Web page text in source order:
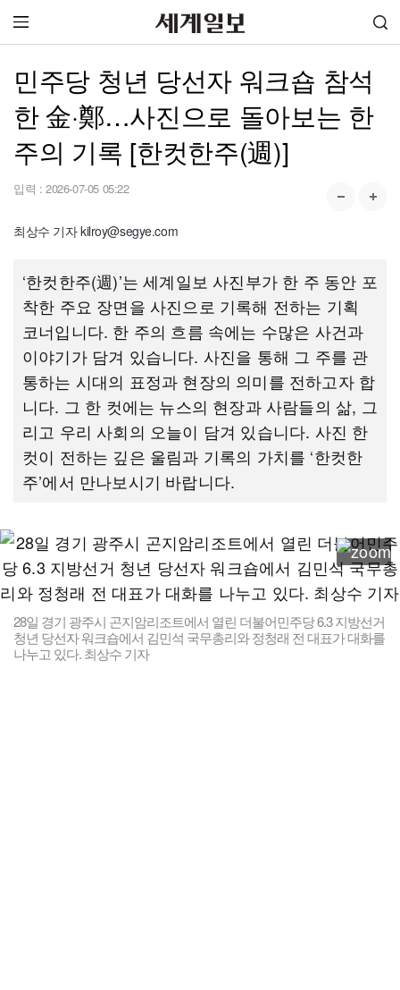
민주당 청년 당선자 워크숍 참석
한 金·鄭…사진으로 돌아보는 한
주의 기록 [한컷한주(週)]
입력 : 2026-07-05 05:22
최상수 기자 kilroy@segye.com
‘한컷한주(週)’는 세계일보 사진부가 한 주 동안 포
착한 주요 장면을 사진으로 기록해 전하는 기획
코너입니다. 한 주의 흐름 속에는 수많은 사건과
이야기가 담겨 있습니다. 사진을 통해 그 주를 관
통하는 시대의 표정과 현장의 의미를 전하고자 합
니다. 그 한 컷에는 뉴스의 현장과 사람들의 삶, 그
리고 우리 사회의 오늘이 담겨 있습니다. 사진 한
컷이 전하는 깊은 울림과 기록의 가치를 ‘한컷한
주’에서 만나보시기 바랍니다.
28일 경기 광주시 곤지암리조트에서 열린 더불어민주당 6.3 지방선거
청년 당선자 워크숍에서 김민석 국무총리와 정청래 전 대표가 대화를
나누고 있다. 최상수 기자